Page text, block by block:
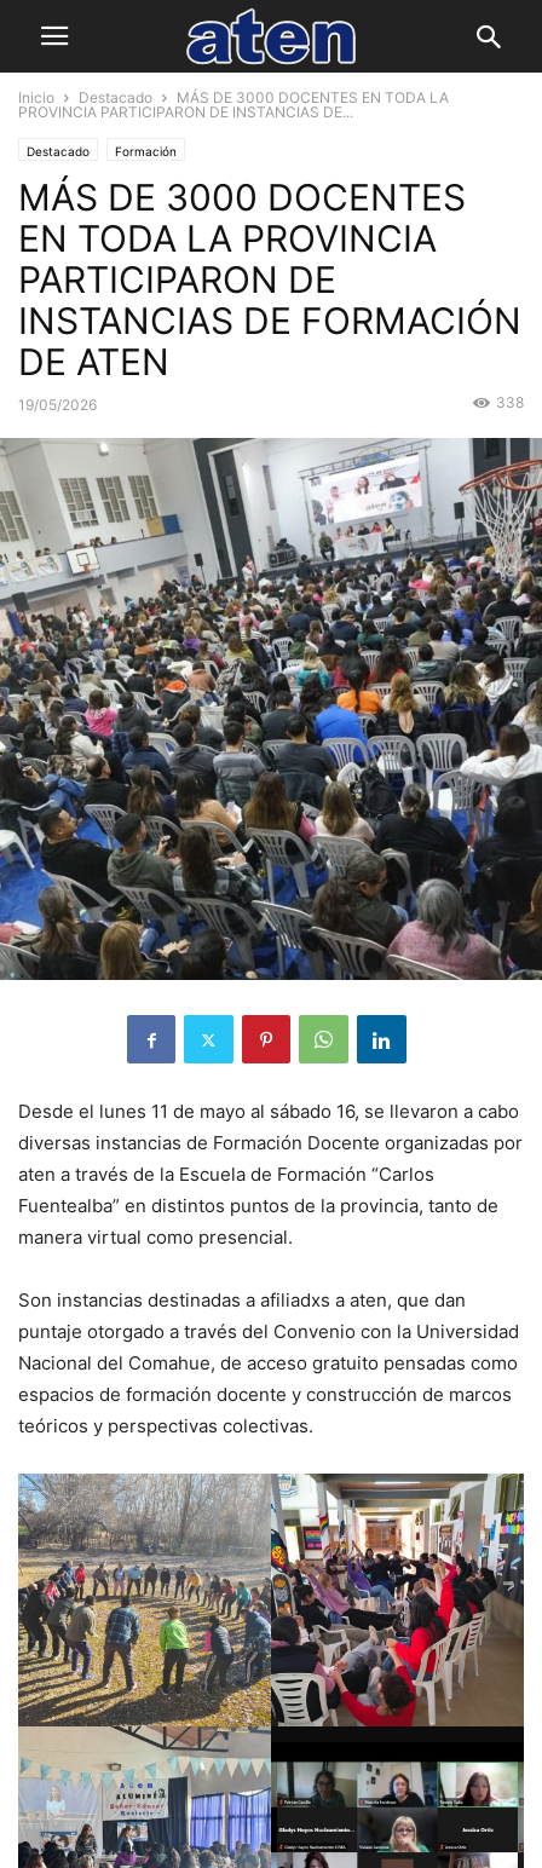
Inicio Destacado
MÁS DE 3000 DOCENTES EN TODA LA
PROVINCIA PARTICIPARON DE INSTANCIAS DE...
Destacado Formación
MÁS DE 3000 DOCENTES
EN TODA LA PROVINCIA
PARTICIPARON DE
INSTANCIAS DE FORMACIÓN
DE ATEN
19/05/2026 338
Desde el lunes 11 de mayo al sábado 16, se llevaron a cabo
diversas instancias de Formación Docente organizadas por
aten a través de la Escuela de Formación “Carlos
Fuentealba” en distintos puntos de la provincia, tanto de
manera virtual como presencial.
Son instancias destinadas a afiliadxs a aten, que dan
puntaje otorgado a través del Convenio con la Universidad
Nacional del Comahue, de acceso gratuito pensadas como
espacios de formación docente y construcción de marcos
teóricos y perspectivas colectivas.